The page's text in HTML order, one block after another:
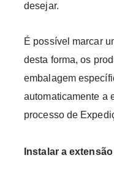
desejar.
É possível marcar
desta forma, os
embalagem
automaticamente a
processo de
Instalar a